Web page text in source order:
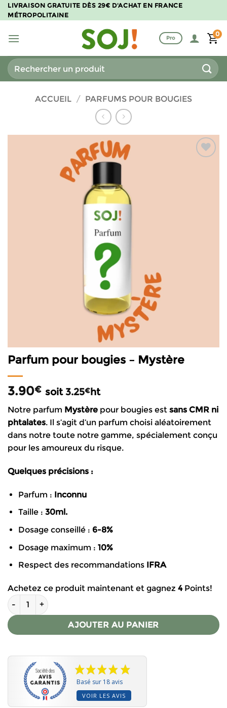
Passer
au
LIVRAISON GRATUITE DÈS 29€ D'ACHAT EN FRANCE
MÉTROPOLITAINE
Pro
0
Recherche
pour :
ACCUEIL / PARFUMS POUR BOUGIES
Parfum pour bougies – Mystère
3.90€ soit3.25€ht
Notre parfum Mystère pour bougies est sans CMR ni
phtalates. Il s’agit d’un parfum choisi aléatoirement
dans notre toute notre gamme, spécialement conçu
pour les amoureux du risque.
Quelques précisions :
Parfum : Inconnu
Taille : 30ml.
Dosage conseillé : 6-8%
Dosage maximum : 10%
Respect des recommandations IFRA
Achetez ce produit maintenant et gagnez 4Points!
quantité de Parfum pour bougies – Mystère
AJOUTER AU PANIER
Basé sur 18 avis
VOIR LES AVIS